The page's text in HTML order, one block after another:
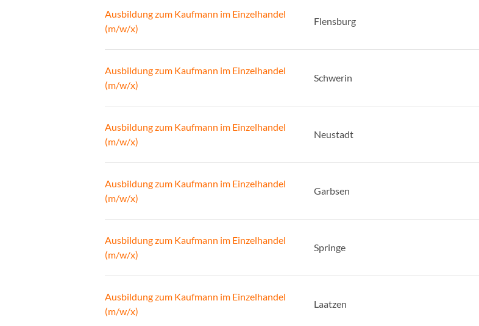
Ausbildung zum Kaufmann im Einzelhandel
(m/w/x)
Flensburg
Ausbildung zum Kaufmann im Einzelhandel
(m/w/x)
Schwerin
Ausbildung zum Kaufmann im Einzelhandel
(m/w/x)
Neustadt
Ausbildung zum Kaufmann im Einzelhandel
(m/w/x)
Garbsen
Ausbildung zum Kaufmann im Einzelhandel
(m/w/x)
Springe
Ausbildung zum Kaufmann im Einzelhandel
(m/w/x)
Laatzen